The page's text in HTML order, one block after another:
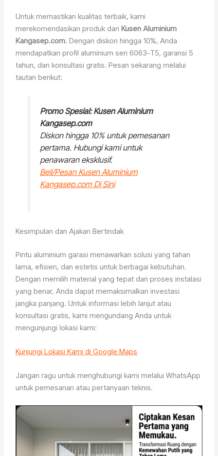
Untuk memastikan kualitas terbaik, kami
merekomendasikan produk dari Kusen Aluminium
Kangasep.com. Dengan diskon hingga 10%, Anda
mendapatkan profil aluminium seri 6063-T5, garansi 5
tahun, dan konsultasi gratis. Pesan sekarang melalui
tautan berikut:
Promo Spesial: Kusen Aluminium
Kangasep.com
Diskon hingga 10% untuk pemesanan
pertama. Hubungi kami untuk
penawaran eksklusif.
Beli/Pesan Kusen Aluminium
Kangasep.com Di Sini
Kesimpulan dan Ajakan Bertindak
Pintu aluminium garasi menawarkan solusi yang tahan
lama, efisien, dan estetis untuk berbagai kebutuhan.
Dengan memilih material yang tepat dan proses instalasi
yang benar, Anda dapat memaksimalkan investasi
jangka panjang. Untuk informasi lebih lanjut atau
konsultasi gratis, kami mengundang Anda untuk
mengunjungi lokasi kami:
Kunjungi Lokasi Kami di Google Maps
Jangan ragu untuk menghubungi kami melalui WhatsApp
untuk pemesanan atau pertanyaan teknis.